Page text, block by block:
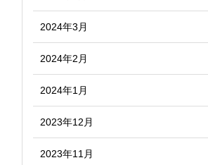
2024年3月
2024年2月
2024年1月
2023年12月
2023年11月